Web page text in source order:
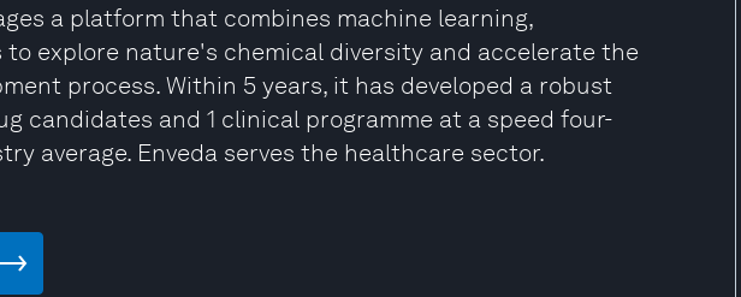
a platform that combines machine learning,
explore nature's chemical diversity and accelerate the
process. Within 5 years, it has developed a robust
candidates and 1 clinical programme at a speed four-
average. Enveda serves the healthcare sector.